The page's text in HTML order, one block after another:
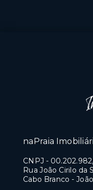
naPraia
CNPJ -
Rua João Cirilo da
Cabo Branco -